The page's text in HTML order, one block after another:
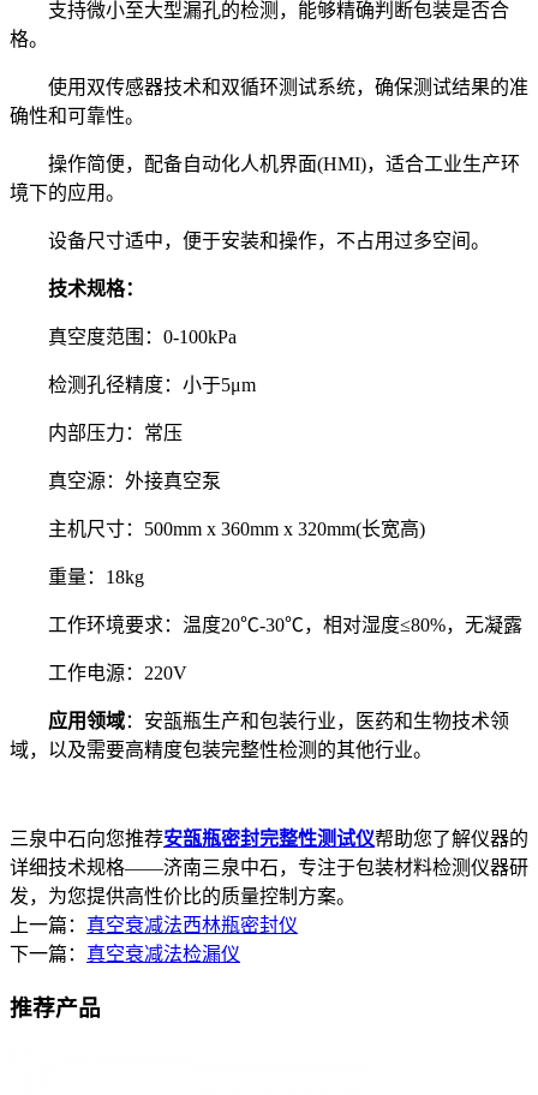
支持微小至大型漏孔的检测，能够精确判断包装是否合
格。
使用双传感器技术和双循环测试系统，确保测试结果的准
确性和可靠性。
操作简便，配备自动化人机界面(HMI)，适合工业生产环
境下的应用。
设备尺寸适中，便于安装和操作，不占用过多空间。
技术规格：
真空度范围：0-100kPa
检测孔径精度：小于5μm
内部压力：常压
真空源：外接真空泵
主机尺寸：500mm x 360mm x 320mm(长宽高)
重量：18kg
工作环境要求：温度20℃-30℃，相对湿度≤80%，无凝露
工作电源：220V
应用领域：安瓿瓶生产和包装行业，医药和生物技术领
域，以及需要高精度包装完整性检测的其他行业。
三泉中石向您推荐安瓿瓶密封完整性测试仪帮助您了解仪器的
详细技术规格——济南三泉中石，专注于包装材料检测仪器研
发，为您提供高性价比的质量控制方案。
上一篇： 真空衰减法西林瓶密封仪
下一篇： 真空衰减法检漏仪
推荐产品